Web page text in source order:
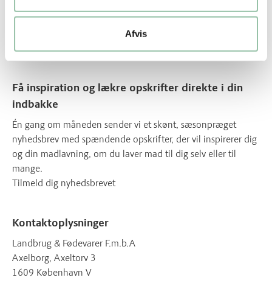
Afvis
Nyttige genveje
Om vores opskrifter
Få inspiration og lækre opskrifter direkte i din
indbakke
Én gang om måneden sender vi et skønt, sæsonpræget
nyhedsbrev med spændende opskrifter, der vil inspirerer dig
og din madlavning, om du laver mad til dig selv eller til
mange.
Tilmeld dig nyhedsbrevet
Kontaktoplysninger
Landbrug & Fødevarer F.m.b.A
Axelborg, Axeltorv 3
1609 København V